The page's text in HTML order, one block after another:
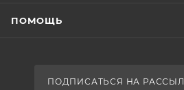
ПОМОЩЬ
ПОДПИСАТЬСЯ НА